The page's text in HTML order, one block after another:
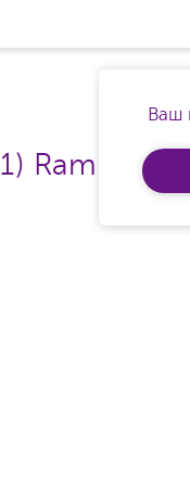
Ваш
Ram 4Gb